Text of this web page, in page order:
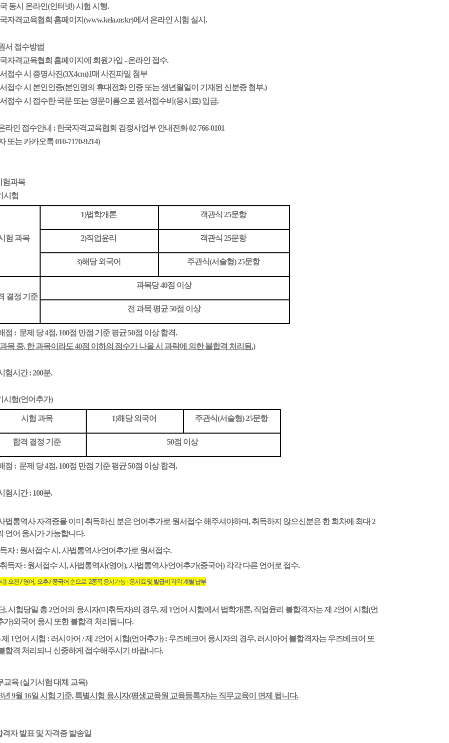
동시 온라인(인터넷) 시험 시행.
자격교육협회 홈페이지(www.kela.or.kr)에서 온라인 시험 실시.
서 접수방법
자격교육협회 홈페이지에 회원가입 - 온라인 접수.
접수 시 증명사진(3X4cm)1매 사진파일 첨부
접수 시 본인인증(본인명의 휴대전화 인증 또는생년월일이 기재된 신분증 첨부.)
접수 시 접수한 국문 또는 영문이름으로 원서접수비(응시료) 입금.
라인 접수안내 : 한국자격교육협회 검정사업부 안내전화 02-766-0101
또는 카카오톡 010-7170-9214)
험과목
시험
험 과목
1)법학개론 객관식 25문항
2)직업윤리 객관식 25문항
3)해당 외국어 주관식(서술형) 25문항
결정 기준
과목당40점 이상
전 과목 평균50점 이상
점 : 문제 당 4점, 100점 만점 기준 평균 50점 이상 합격.
목 중, 한 과목이라도 40점 이하의 점수가 나올 시 과락에 의한 불합격 처리됨.)
험시간 : 200분.
시험(언어추가)
시험 과목 1)해당 외국어 주관식(서술형) 25문항
합격 결정 기준 50점 이상
점 : 문제 당 4점, 100점 만점 기준 평균 50점 이상 합격.
험시간 : 100분.
법통역사 자격증을 이미 취득하신 분은 언어추가로 원서접수 해주셔야하며, 취득하지 않으신분은 한 회차에 최대 2
언어 응시가 가능합니다.
자 : 원서접수 시, 사법통역사/언어추가로 원서접수.
득자 : 원서접수 시, 사법통역사(영어), 사법통역사/언어추가(중국어) 각각 다른 언어로 접수.
) 오전 / 영어, 오후 / 중국어 순으로 2종목 응시가능 - 응시료 및 발급비 각각 개별 납부
, 시험당일 총 2언어의 응시자(미취득자)의 경우, 제 1언어 시험에서 법학개론, 직업윤리 불합격자는 제 2언어 시험(언
가)외국어 응시 또한 불합격 처리됩니다.
제 1언어 시험 : 러시아어 / 제 2언어 시험(언어추가) : 우즈베크어 응시자의 경우,러시아어 불합격자는 우즈베크어 또
합격 처리되니 신중하게 접수해주시기 바랍니다.
교육 (실기시험 대체 교육)
년 9월 16일 시험 기준, 특별시험 응시자(평생교육원 교육등록자)는 직무교육이 면제 됩니다.
격자 발표 및 자격증 발송일